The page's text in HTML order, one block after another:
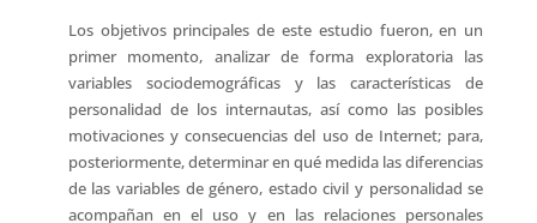
Los objetivos principales de este estudio fueron, en un
primer momento, analizar de forma exploratoria las
variables sociodemográficas y las características de
personalidad de los internautas, así como las posibles
motivaciones y consecuencias del uso de Internet; para,
posteriormente, determinar en qué medida las diferencias
de las variables de género, estado civil y personalidad se
acompañan en el uso y en las relaciones personales